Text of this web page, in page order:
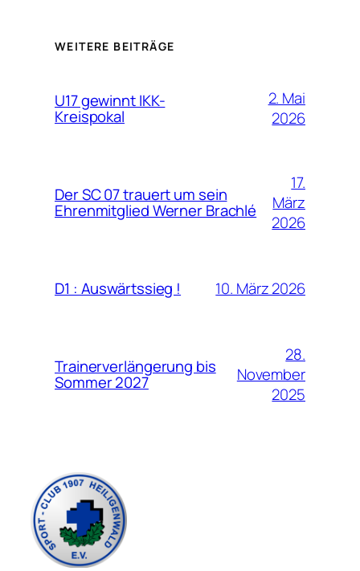
WEITERE BEITRÄGE
U17 gewinnt IKK-
Kreispokal
2. Mai
2026
Der SC 07 trauert um sein
Ehrenmitglied Werner Brachlé
17.
März
2026
D1 : Auswärtssieg ! 10. März 2026
Trainerverlängerung bis
Sommer 2027
28.
November
2025